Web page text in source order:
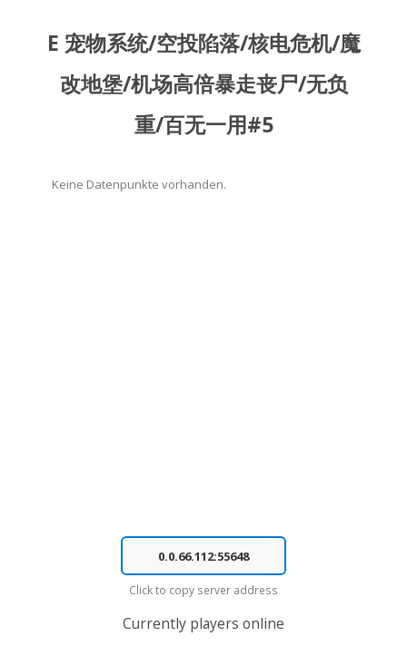
E 宠物系统/空投陷落/核电危机/魔
改地堡/机场高倍暴走丧尸/无负
重/百无一用#5
Keine Datenpunkte vorhanden.
Click to copy server address
Currently players online